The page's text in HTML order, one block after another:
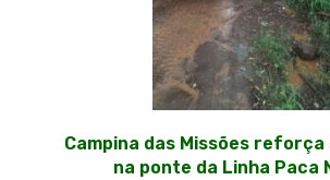
Campina das Missões
na ponte da Linha Paca